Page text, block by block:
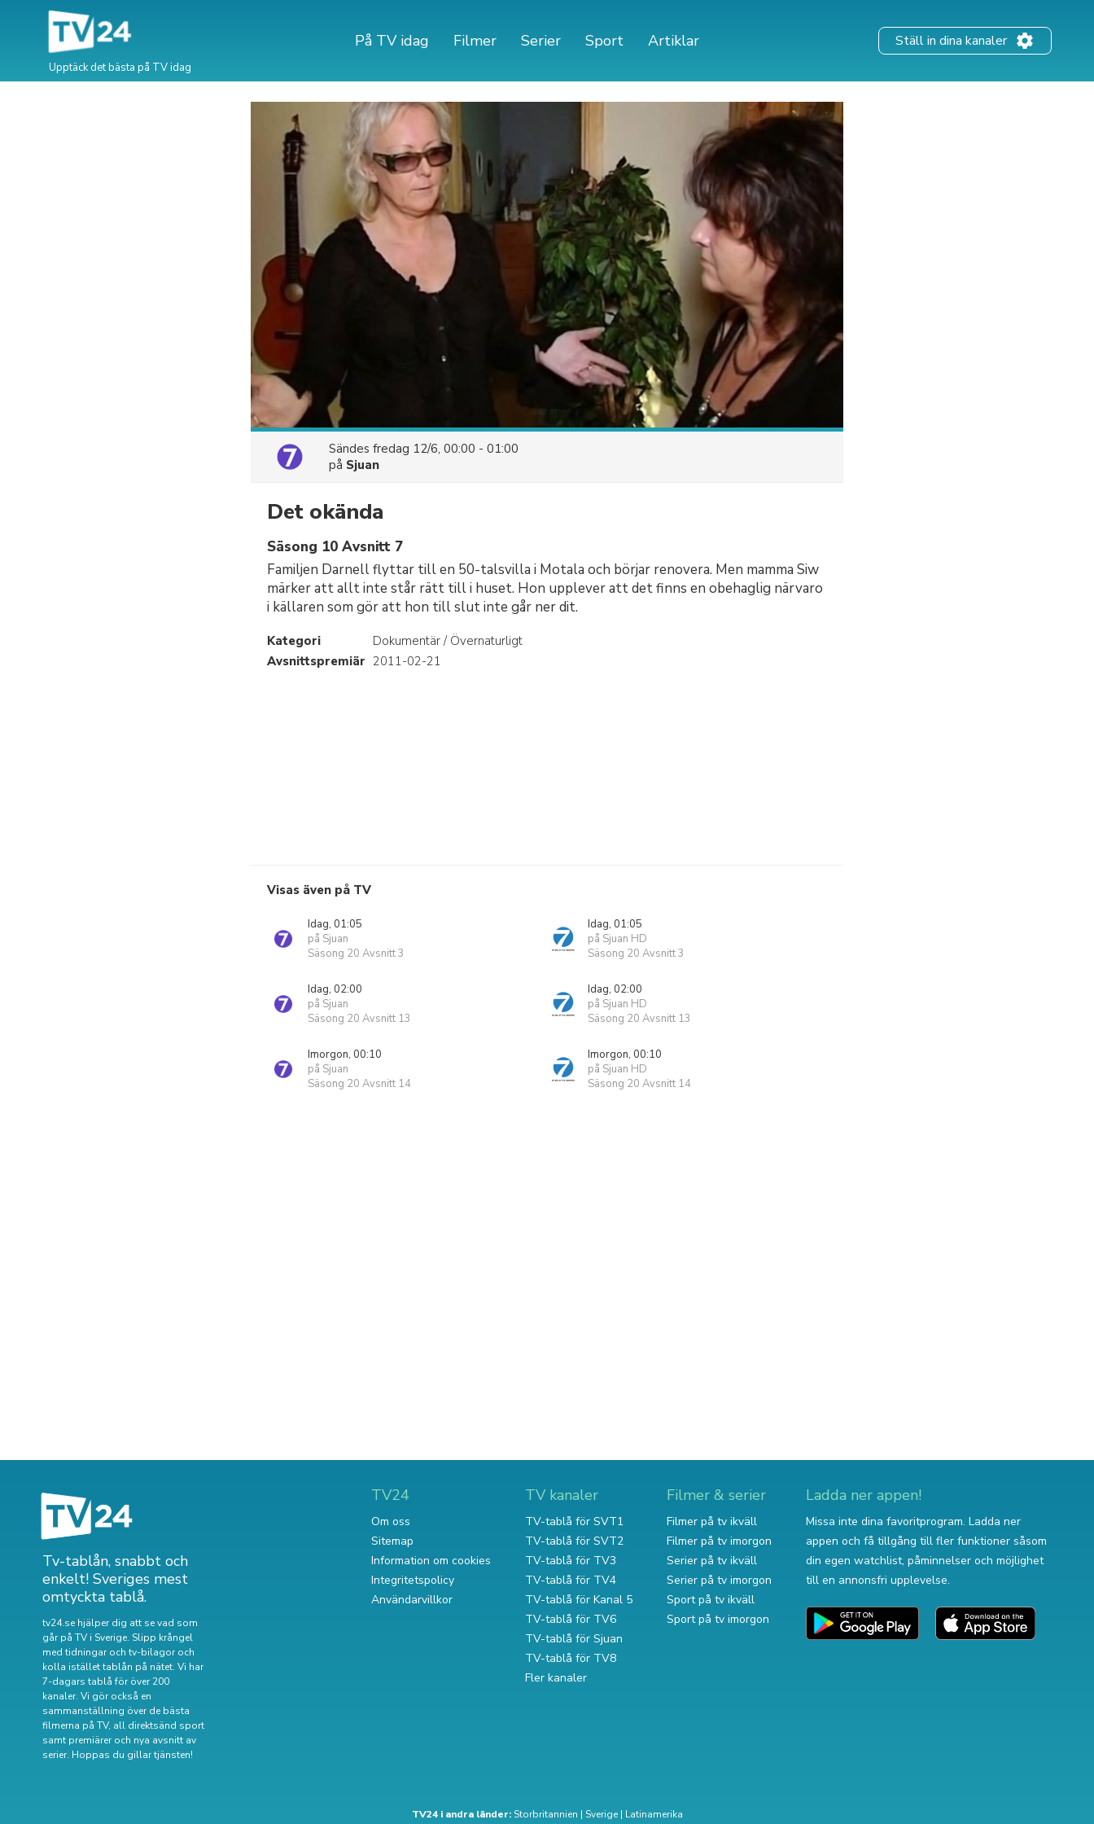
Upptäck det bästa på TV idag
På TV idag Filmer Serier Sport Artiklar Ställ in dina kanaler
Sändes fredag 12/6, 00:00 - 01:00
på Sjuan
Det okända
Säsong 10 Avsnitt 7
Familjen Darnell flyttar till en 50-talsvilla i Motala och börjar renovera. Men mamma Siw
märker att allt inte står rätt till i huset. Hon upplever att det finns en obehaglig närvaro
i källaren som gör att hon till slut inte går ner dit.
Kategori
Dokumentär / Övernaturligt
Avsnittspremiär 2011-02-21
Visas även på TV
Idag, 01:05
på Sjuan
Säsong 20 Avsnitt 3
Idag, 01:05
på Sjuan HD
Säsong 20 Avsnitt 3
Idag, 02:00
på Sjuan
Säsong 20 Avsnitt 13
Idag, 02:00
på Sjuan HD
Säsong 20 Avsnitt 13
Imorgon, 00:10
på Sjuan
Säsong 20 Avsnitt 14
Imorgon, 00:10
på Sjuan HD
Säsong 20 Avsnitt 14
Tv-tablån, snabbt och
enkelt! Sveriges mest
omtyckta tablå.
tv24.se hjälper dig att se vad som
går på TV i Sverige. Slipp krångel
med tidningar och tv-bilagor och
kolla istället tablån på nätet. Vi har
7-dagars tablå för över 200
kanaler. Vi gör också en
sammanställning överde bästa
filmerna på TV, all direktsänd sport
samt premiärer och nya avsnitt av
serier. Hoppas du gillar tjänsten!
TV24
Om oss
Sitemap
Information om cookies
Integritetspolicy
Användarvillkor
TV kanaler
TV-tablå för SVT1
TV-tablå för SVT2
TV-tablå för TV3
TV-tablå för TV4
TV-tablå för Kanal 5
TV-tablå för TV6
TV-tablå för Sjuan
TV-tablå för TV8
Fler kanaler
Filmer & serier
Filmer på tv ikväll
Filmer på tv imorgon
Serier på tv ikväll
Serier på tv imorgon
Sport på tv ikväll
Sport på tv imorgon
Ladda ner appen!
Missa inte dina favoritprogram. Ladda ner
appen och få tillgång till fler funktioner såsom
din egen watchlist, påminnelser och möjlighet
till en annonsfri upplevelse.
TV24 i andra länder: Storbritannien | Sverige| Latinamerika